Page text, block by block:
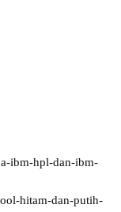
ibm-hpl-dan-ibm-
hitam-dan-putih-